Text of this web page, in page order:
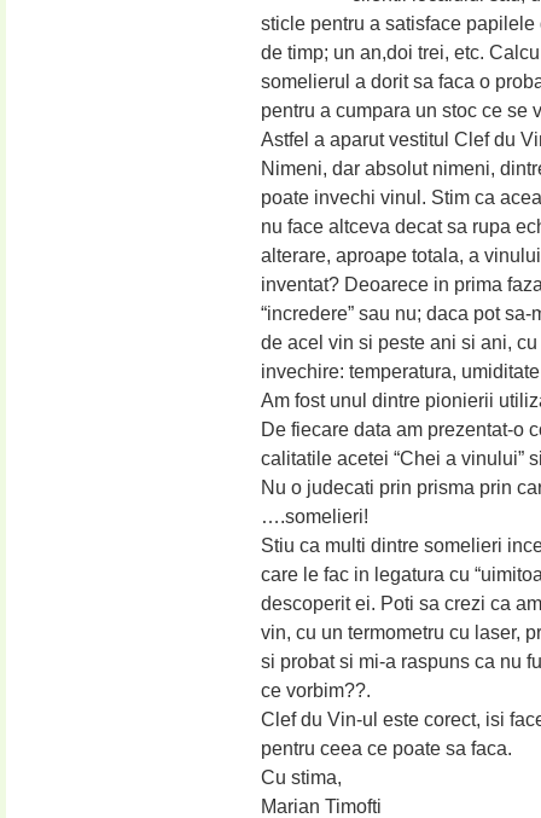
sticle pentru a satisface
de timp; un an,doi trei, etc.
somelierul a dorit sa faca o
pentru a cumpara un stoc ce se
Astfel a aparut vestitul Clef du
Nimeni, dar absolut nimeni,
poate invechi vinul. Stim ca
nu face altceva decat sa rupa
alterare, aproape totala, a
inventat? Deoarece in prima
“incredere” sau nu; daca pot
de acel vin si peste ani si ani,
invechire: temperatura,
Am fost unul dintre pionierii
De fiecare data am prezentat-o
calitatile acetei “Chei a vinului”
Nu o judecati prin prisma prin
….somelieri!
Stiu ca multi dintre somelieri
care le fac in legatura cu
descoperit ei. Poti sa crezi ca
vin, cu un termometru cu laser,
si probat si mi-a raspuns ca nu
ce vorbim??.
Clef du Vin-ul este corect, isi
pentru ceea ce poate sa faca.
Cu stima,
Marian Timofti